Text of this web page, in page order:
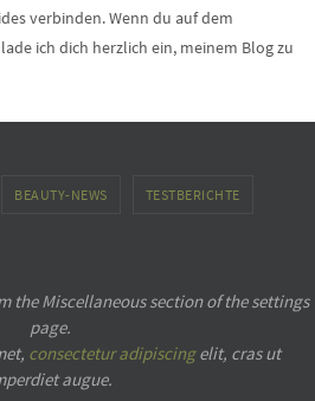
verbinden. Wenn du auf dem
ich dich herzlich ein, meinem Blog zu
BEAUTY-NEWS TESTBERICHTE
the Miscellaneous section of the settings
page.
consectetur adipiscingelit, cras ut
augue.